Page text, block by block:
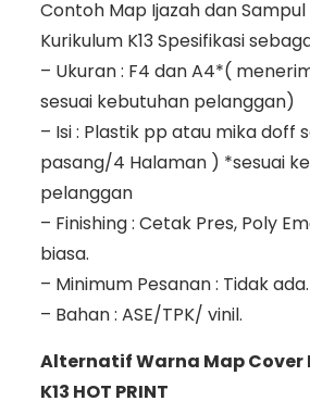
Contoh Map Ijazah dan
Kurikulum K13 Spesifikasi
– Ukuran : F4 dan A4*(
sesuai kebutuhan pelanggan)
– Isi : Plastik pp atau mika doff
pasang/4 Halaman ) *sesuai
pelanggan
– Finishing : Cetak Pres, Poly
biasa.
– Minimum Pesanan : Tidak ada.
– Bahan : ASE/TPK/ vinil.
Alternatif Warna Map Cover
K13 HOT PRINT